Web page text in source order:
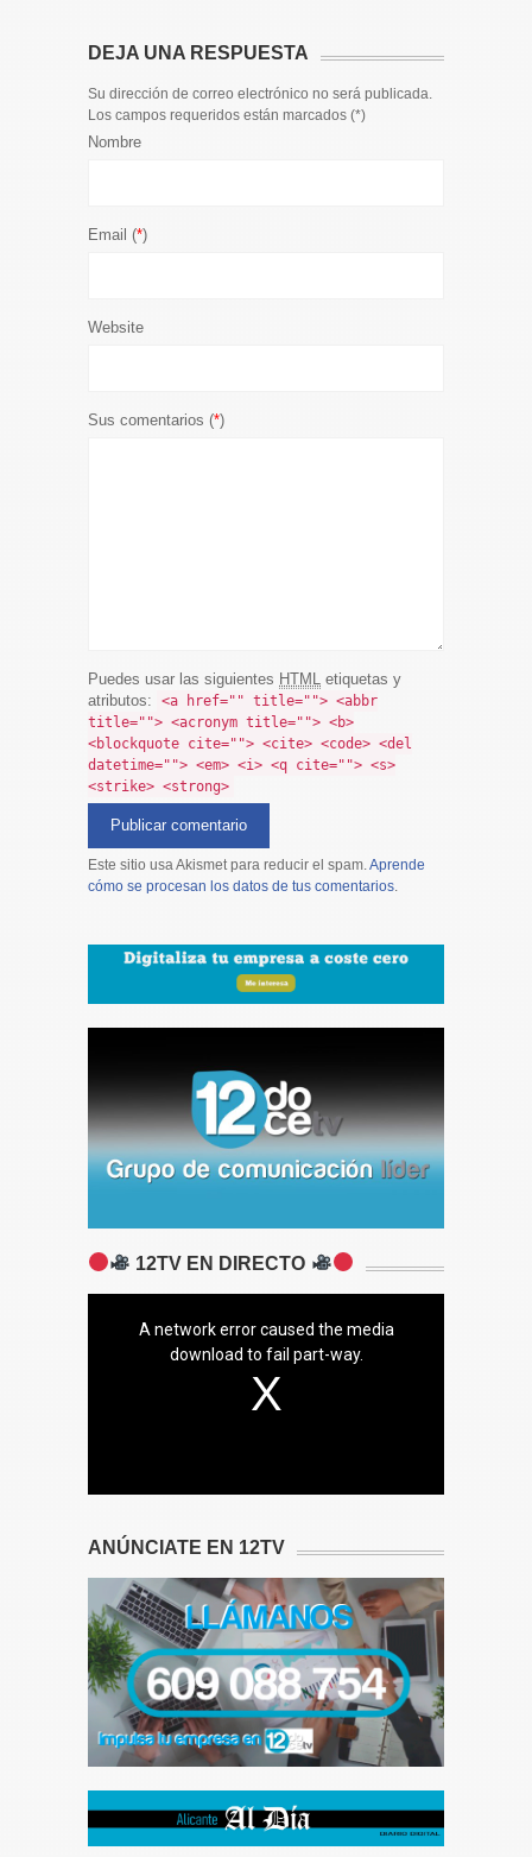
DEJA UNA RESPUESTA
Su dirección de correo electrónico no será publicada.
Los campos requeridos están marcados (*)
Nombre
Email (*)
Website
Sus comentarios (*)
Puedes usar las siguientes HTML etiquetas y
atributos:
<a href="" title=""> <abbr
title=""> <acronym title=""> <b>
<blockquote cite=""> <cite> <code> <del
datetime=""> <em> <i> <q cite=""> <s>
<strike> <strong>
Este sitio usa Akismet para reducir el spam.Aprende
cómo se procesan los datos de tus comentarios.
12TV EN DIRECTO
A network error caused the media
download to fail part-way.
ANÚNCIATE EN 12TV